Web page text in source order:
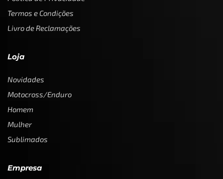
Termos e Condições
Livro de Reclamações
Loja
Novidades
Motocross/Enduro
Homem
Mulher
Sublimados
Empresa